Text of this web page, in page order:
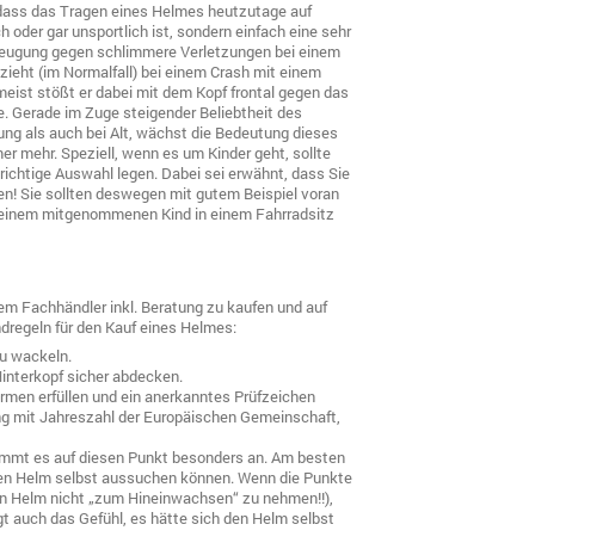
das Tragen eines Helmes heutzutage auf
oder gar unsportlich ist, sondern einfach eine sehr
gegen schlimmere Verletzungen bei einem
(im Normalfall) bei einem Crash mit einem
stößt er dabei mit dem Kopf frontal gegen das
Gerade im Zuge steigender Beliebtheit des
als auch bei Alt, wächst die Bedeutung dieses
mehr. Speziell, wenn es um Kinder geht, sollte
Auswahl legen. Dabei sei erwähnt, dass Sie
Sie sollten deswegen mit gutem Beispiel voran
mitgenommenen Kind in einem Fahrradsitz
Fachhändler inkl. Beratung zu kaufen und auf
für den Kauf eines Helmes:
wackeln.
sicher abdecken.
erfüllen und ein anerkanntes Prüfzeichen
mit Jahreszahl der Europäischen Gemeinschaft,
es auf diesen Punkt besonders an. Am besten
Helm selbst aussuchen können. Wenn die Punkte
nicht „zum Hineinwachsen“ zu nehmen!!),
auch das Gefühl, es hätte sich den Helm selbst